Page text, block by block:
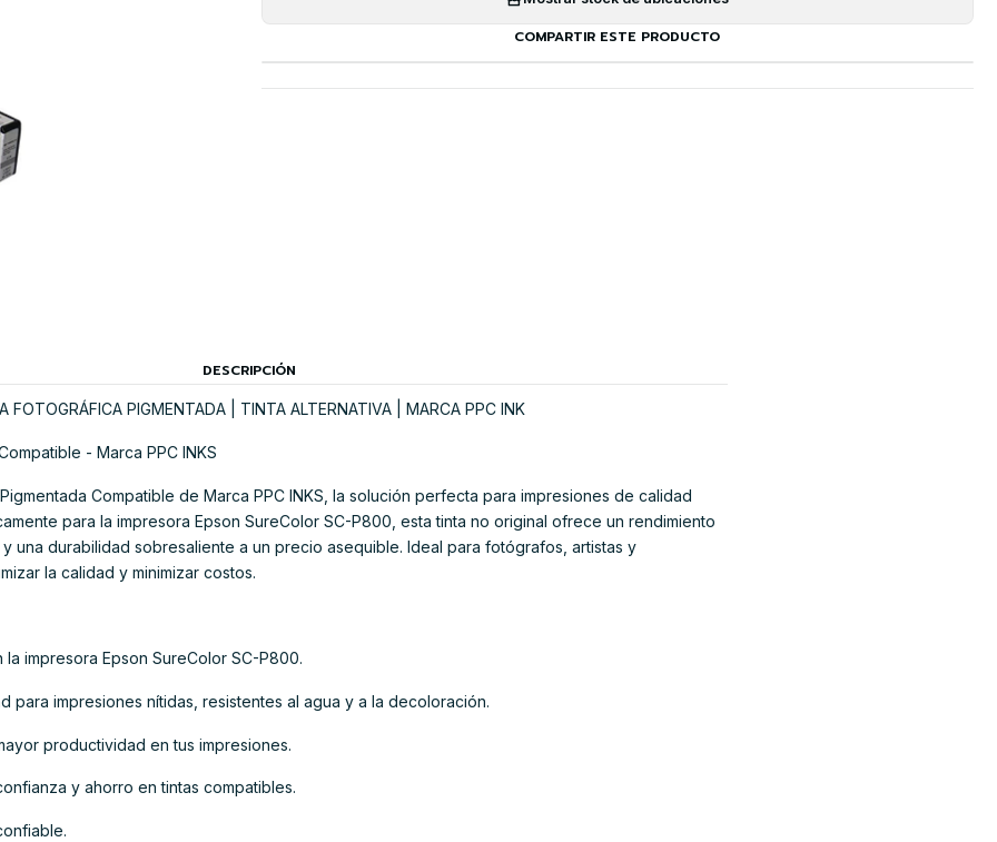
COMPARTIR ESTE PRODUCTO
DESCRIPCIÓN
FOTOGRÁFICA PIGMENTADA | TINTA ALTERNATIVA | MARCA PPC INK
- Marca PPC INKS
Compatible de Marca PPC INKS, la solución perfecta para impresiones de calidad
para la impresora Epson SureColor SC-P800, esta tinta no original ofrece un rendimiento
una durabilidad sobresaliente a un precio asequible. Ideal para fotógrafos, artistas y
la calidad y minimizar costos.
impresora Epson SureColor SC-P800.
para impresiones nítidas, resistentes al agua y a la decoloración.
productividad en tus impresiones.
y ahorro en tintas compatibles.